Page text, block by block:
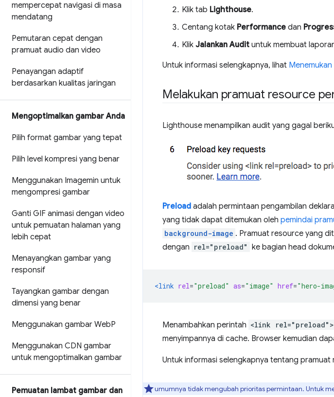
mempercepat navigasi di masa
mendatang
Pemutaran cepat dengan
pramuat audio dan video
Penayangan adaptif
berdasarkan kualitas jaringan
Mengoptimalkan gambar Anda
Pilih format gambar yang tepat
Pilih level kompresi yang benar
Menggunakan Imagemin untuk
mengompresi gambar
Ganti GIF animasi dengan video
untuk pemuatan halaman yang
lebih cepat
Menayangkan gambar yang
responsif
Tayangkan gambar dengan
dimensi yang benar
Menggunakan gambar WebP
Menggunakan CDN gambar
untuk mengoptimalkan gambar
Pemuatan lambat gambar dan
Klik tab Lighthouse.
Centang kotak Performance dan
Klik Jalankan Audit untuk membuat
Untuk informasi selengkapnya, lihat
Melakukan pramuat resource
Lighthouse menampilkan audit yang gagal
Preload adalah permintaan pengambilan
yang tidak dapat ditemukan oleh pemindai
background-image . Pramuat resource yang
dengan rel="preload" ke bagian head
<link rel="preload" as="image" href="hero-
Menambahkan perintah <link rel="preload">
menyimpannya di cache. Browser kemudian
Untuk informasi selengkapnya tentang
umumnya tidak mengubah prioritas permintaan. Untuk